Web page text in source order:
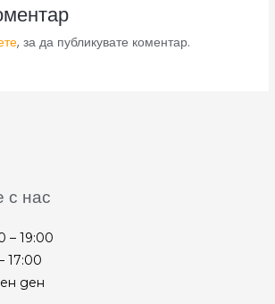
, за да публикувате коментар.
с нас
– 19:00
17:00
ден